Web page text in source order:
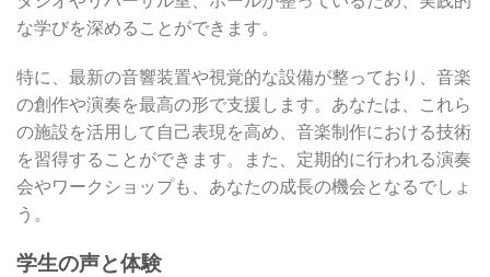
な学びを深めることができます。
特に、最新の音響装置や視覚的な設備が整っており、音楽
の創作や演奏を最高の形で支援します。あなたは、これら
の施設を活用して自己表現を高め、音楽制作における技術
を習得することができます。また、定期的に行われる演奏
会やワークショップも、あなたの成長の機会となるでしょ
う。
学生の声と体験